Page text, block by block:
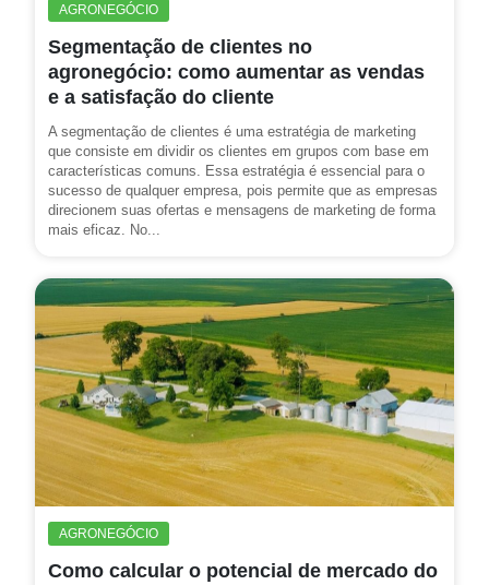
AGRONEGÓCIO
Segmentação de clientes no
agronegócio: como aumentar as vendas
e a satisfação do cliente
A segmentação de clientes é uma estratégia de marketing
que consiste em dividir os clientes em grupos com base em
características comuns. Essa estratégia é essencial para o
sucesso de qualquer empresa, pois permite que as empresas
direcionem suas ofertas e mensagens de marketing de forma
mais eficaz. No...
AGRONEGÓCIO
Como calcular o potencial de mercado do